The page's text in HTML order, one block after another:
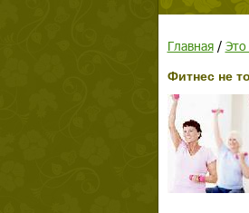
Главная/ Это
Фитнес не